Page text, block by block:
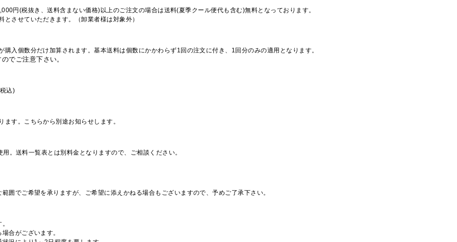
円(税抜き、送料含まない価格)以上のご注文の場合は送料(夏季クール便代も含む)無料となっております。
させていただきます。（卸業者様は対象外）
入個数分だけ加算されます。基本送料は個数にかかわらず1回の注文に付き、1回分のみの適用となります。
でご注意下さい。
込)
す。こちらから別途お知らせします。
。送料一覧表とは別料金となりますので、ご相談ください。
囲でご希望を承りますが、ご希望に添えかねる場合もございますので、予めご了承下さい。
合がございます。